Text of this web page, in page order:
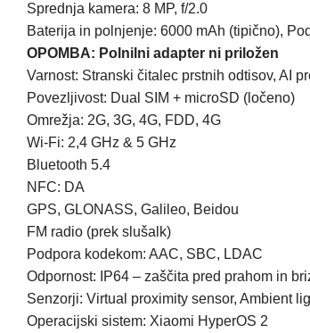
Sprednja kamera: 8 MP, f/2.0
Baterija in polnjenje: 6000 mAh (tipično),
OPOMBA: Polnilni adapter ni priložen
Varnost: Stranski čitalec prstnih odtisov, AI
Povezljivost: Dual SIM + microSD (ločeno)
Omrežja: 2G, 3G, 4G, FDD, 4G
Wi-Fi: 2,4 GHz & 5 GHz
Bluetooth 5.4
NFC: DA
GPS, GLONASS, Galileo, Beidou
FM radio (prek slušalk)
Podpora kodekom: AAC, SBC, LDAC
Odpornost: IP64 – zaščita pred prahom in
Senzorji: Virtual proximity sensor, Ambient
Operacijski sistem: Xiaomi HyperOS 2